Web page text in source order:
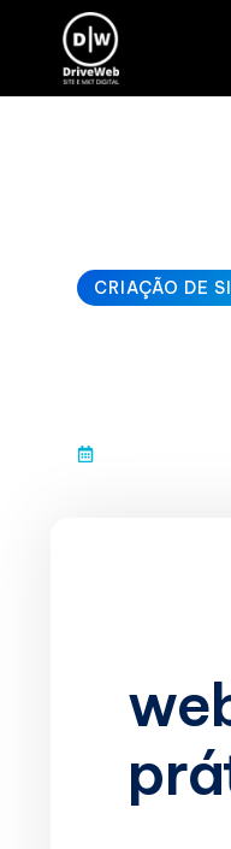
CRIAÇÃO DE